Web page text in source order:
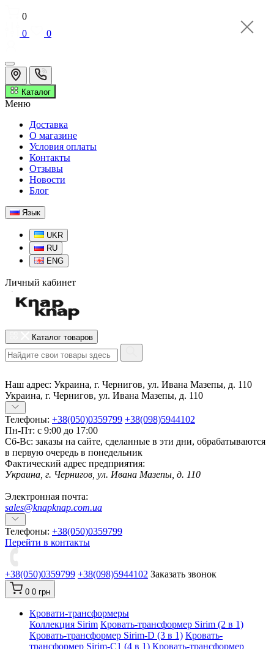
0
0
0
Каталог
Меню
Доставка
О магазине
Условия оплаты
Контакты
Отзывы
Новости
Блог
Язык
UKR
RU
ENG
Личный кабинет
Каталог товаров
Наш адрес: Украина, г. Чернигов, ул. Ивана Мазепы, д. 110
Украина, г. Чернигов, ул. Ивана Мазепы, д. 110
Телефоны: +38(050)0359799 +38(098)5944102
Пн-Пт: с 9:00 до 17:00
Сб-Вс: заказы на сайте, сделанные в эти дни, обрабатываются
в первую очередь в понедельник
Фактический адрес предприятия:
Украина, г. Чернигов, ул. Ивана Мазепы, д. 110
Электронная почта:
sales@knapknap.com.ua
Телефоны: +38(050)0359799
Перейти в контакты
+38(050)0359799 +38(098)5944102 Заказать звонок
0 0 грн
Кровати-трансформеры
Коллекция Sirim Кровать-трансформер Sirim (2 в 1)
Кровать-трансформер Sirim-D (3 в 1) Кровать-
трансформер Sirim-C1 (4 в 1) Кровать-трансформер